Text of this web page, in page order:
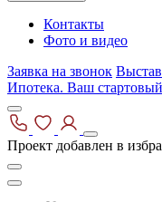
Контакты
Фото и видео
Заявка на звонок
Ипотека. Ваш
Проект добавлен в